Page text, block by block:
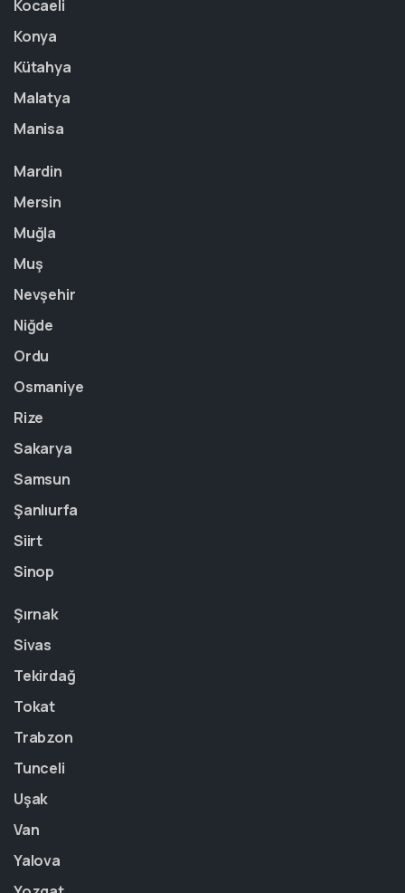
Kocaeli
Konya
Kütahya
Malatya
Manisa
Mardin
Mersin
Muğla
Muş
Nevşehir
Niğde
Ordu
Osmaniye
Rize
Sakarya
Samsun
Şanlıurfa
Siirt
Sinop
Şırnak
Sivas
Tekirdağ
Tokat
Trabzon
Tunceli
Uşak
Van
Yalova